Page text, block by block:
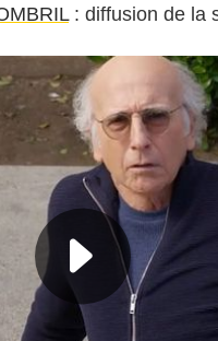
: diffusion de la